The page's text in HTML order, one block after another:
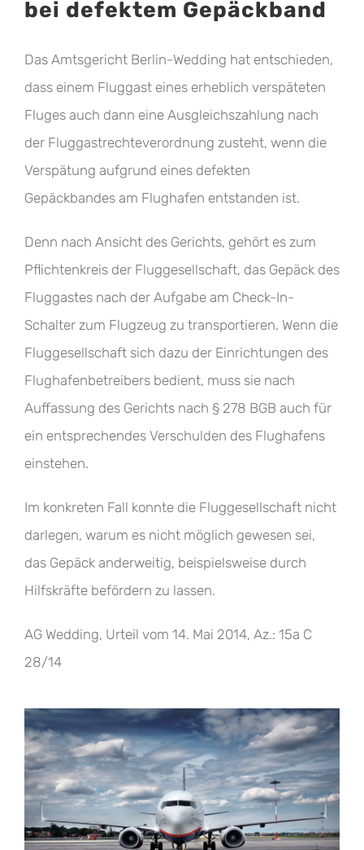
bei defektem Gepäckband
Das Amtsgericht Berlin-Wedding hat entschieden,
dass einem Fluggast eines erheblich verspäteten
Fluges auch dann eine Ausgleichszahlung nach
der Fluggastrechteverordnung zusteht, wenn die
Verspätung aufgrund eines defekten
Gepäckbandes am Flughafen entstanden ist.
Denn nach Ansicht des Gerichts, gehört es zum
Pflichtenkreis der Fluggesellschaft, das Gepäck des
Fluggastes nach der Aufgabe am Check-In-
Schalter zum Flugzeug zu transportieren. Wenn die
Fluggesellschaft sich dazu der Einrichtungen des
Flughafenbetreibers bedient, muss sie nach
Auffassung des Gerichts nach § 278 BGB auch für
ein entsprechendes Verschulden des Flughafens
einstehen.
Im konkreten Fall konnte die Fluggesellschaft nicht
darlegen, warum es nicht möglich gewesen sei,
das Gepäck anderweitig, beispielsweise durch
Hilfskräfte befördern zu lassen.
AG Wedding, Urteil vom 14. Mai 2014, Az.: 15a C
28/14